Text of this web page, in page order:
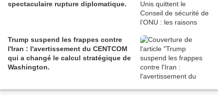
spectaculaire rupture diplomatique.
Trump suspend les frappes contre
l'Iran : l'avertissement du CENTCOM
qui a changé le calcul stratégique de
Washington.